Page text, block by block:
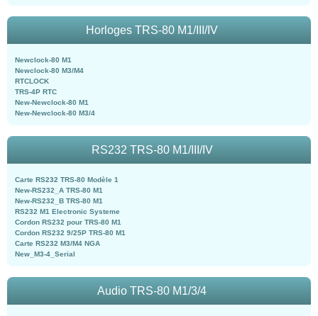
Horloges TRS-80 M1/III/IV
Newclock-80 M1
Newclock-80 M3/M4
RTCLOCK
TRS-4P RTC
New-Newclock-80 M1
New-Newclock-80 M3/4
RS232 TRS-80 M1/III/IV
Carte RS232 TRS-80 Modèle 1
New-RS232_A TRS-80 M1
New-RS232_B TRS-80 M1
RS232 M1 Electronic Systeme
Cordon RS232 pour TRS-80 M1
Cordon RS232 9/25P TRS-80 M1
Carte RS232 M3/M4 NGA
New_M3-4_Serial
Audio TRS-80 M1/3/4